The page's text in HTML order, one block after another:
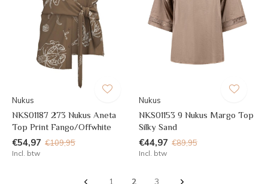
Nukus
NKS01187 273 Nukus Aneta
Top Print Fango/Offwhite
€54,97 €109,95
Incl. btw
Nukus
NKS01153 9 Nukus Margo Top
Silky Sand
€44,97 €89,95
Incl. btw
1 2 3